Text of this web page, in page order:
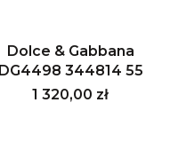
Dolce & Gabbana
DG4498 344814 55
Cena
1 320,00 zł